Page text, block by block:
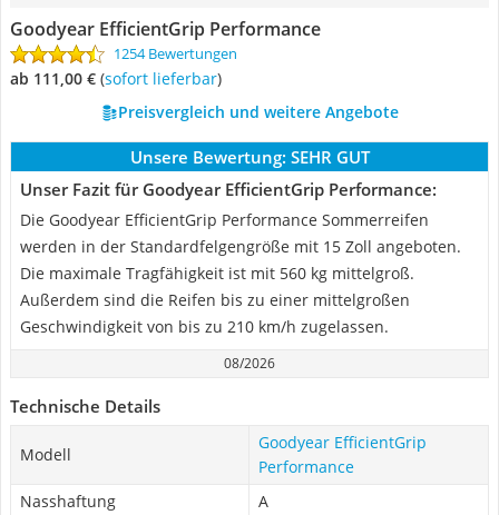
Goodyear EfficientGrip Performance
1254 Bewertungen
ab 111,00 € ( Sofort lieferbar)
Preisvergleich und weitere Angebote
Unsere Bewertung: SEHR GUT
Unser Fazit für Goodyear EfficientGrip Performance:
Die Goodyear EfficientGrip Performance Sommerreifen
werden in der Standardfelgengröße mit 15 Zoll angeboten.
Die maximale Tragfähigkeit ist mit 560 kg mittelgroß.
Außerdem sind die Reifen bis zu einer mittelgroßen
Geschwindigkeit von bis zu 210 km/h zugelassen.
08/2026
Technische Details
Modell
Goodyear EfficientGrip
Performance
Nasshaftung
A